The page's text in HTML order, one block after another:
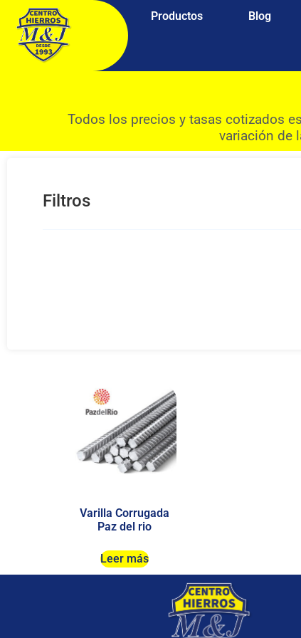
Productos Blog
Todos los precios y tasas cotizados
variación de
Filtros
Varilla Corrugada
Paz del rio
Leer más